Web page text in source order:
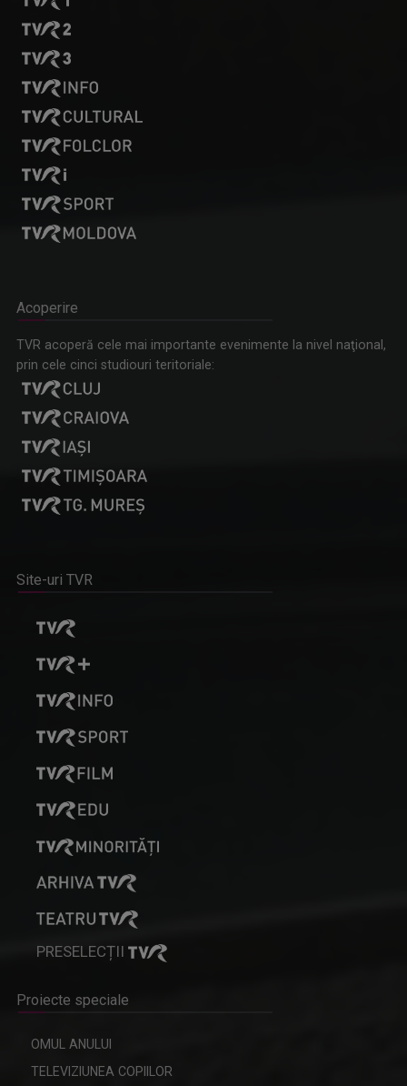
Acoperire
TVR acoperă cele mai importante evenimente la nivel naţional,
prin cele cinci studiouri teritoriale:
Site-uri TVR
PRESELECȚII
Proiecte speciale
OMUL ANULUI
TELEVIZIUNEA COPIILOR